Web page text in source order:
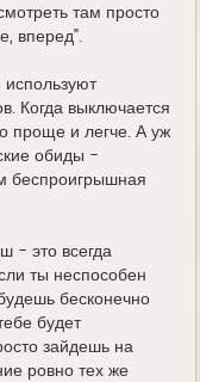
там просто
вперед".
используют
Когда выключается
проще и легче. А уж
обиды -
беспроигрышная
- это всегда
ты неспособен
бесконечно
будет
зайдешь на
ровно тех же